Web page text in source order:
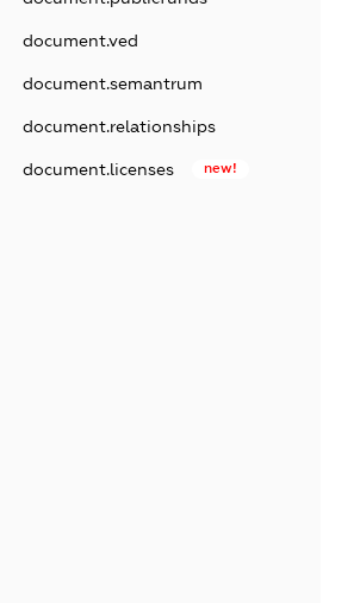
document.ved
document.semantrum
document.relationships
document.licenses new!